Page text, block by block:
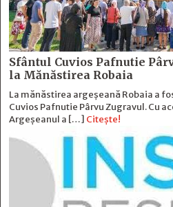
Sfântul Cuvios Pafnutie
la Mănăstirea Robaia
La mănăstirea argeșeană Robaia a
Cuvios Pafnutie Pârvu Zugravul. Cu
Argeșeanul a […] Citește!